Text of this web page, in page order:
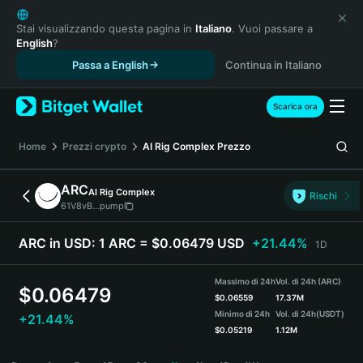
English
日本語
Tiếng Việt
Español (Latinoamérica)
Türkçe
Français
Deutsch
简体中文
繁體中文
Português (Portugal)
Bahasa Indonesia
ภาษาไทย
Español
Español (Argentina)
Stai visualizzando questa pagina in Italiano. Vuoi passare a
English?
Passa a English
Continua in Italiano
Scarica ora
Home Prezzi crypto AI Rig Complex Prezzo
ARCAI Rig Complex
61V8vB...pump
Rischi
ARC in USD: 1 ARC = $0.06479 USD +21.44% 1D
$0.06479
+21.44%
Massimo di 24h
$0.06559
Minimo di 24h
$0.05219
Vol. di 24h (ARC)
17.37M
Vol. di 24h(USDT)
1.12M